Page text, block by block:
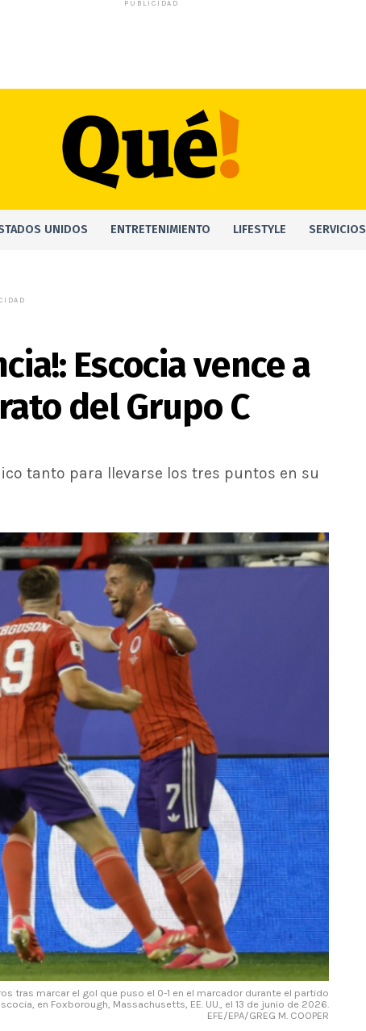
PUBLICIDAD
UNIDOS ENTRETENIMIENTO LIFESTYLE SERVICIOS
Escocia vence a
del Grupo C
tanto para llevarse los tres puntos en su
tras marcar el gol que puso el 0-1 en el marcador durante el partido
en Foxborough, Massachusetts, EE. UU., el 13 de junio de 2026.
EFE/EPA/GREG M. COOPER